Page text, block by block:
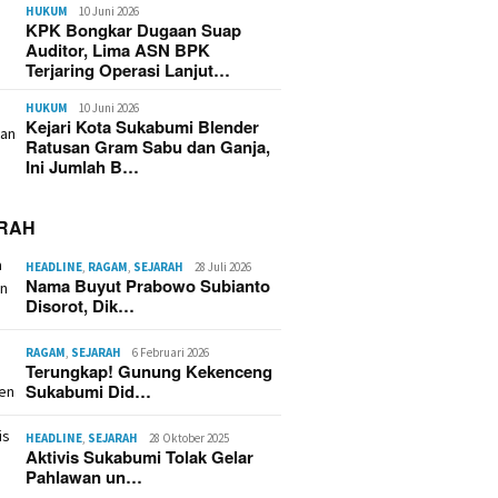
HUKUM 10 Juni 2026
KPK Bongkar Dugaan Suap
Auditor, Lima ASN BPK
Terjaring Operasi Lanjut…
HUKUM 10 Juni 2026
Kejari Kota Sukabumi Blender
Ratusan Gram Sabu dan Ganja,
Ini Jumlah B…
HEADLINE, RAGAM, SEJARAH 28 Juli 2026
Nama Buyut Prabowo Subianto
Disorot, Dik…
RAGAM, SEJARAH 6 Februari 2026
Terungkap! Gunung Kekenceng
Sukabumi Did…
HEADLINE, SEJARAH 28 Oktober 2025
Aktivis Sukabumi Tolak Gelar
Pahlawan un…